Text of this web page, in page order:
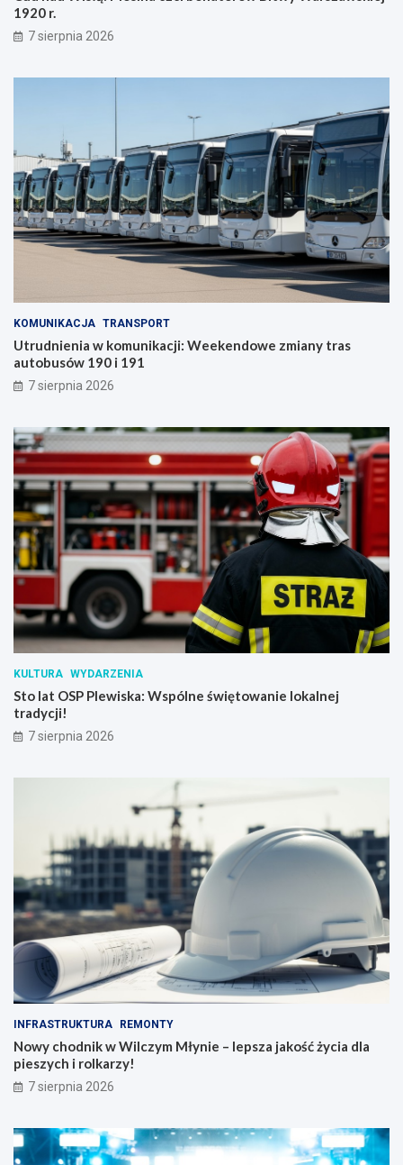
1920 r.
7 sierpnia 2026
KOMUNIKACJA TRANSPORT
Utrudnienia w komunikacji: Weekendowe zmiany tras
autobusów 190 i 191
7 sierpnia 2026
KULTURA WYDARZENIA
Sto lat OSP Plewiska: Wspólne świętowanie lokalnej
tradycji!
7 sierpnia 2026
INFRASTRUKTURA REMONTY
Nowy chodnik w Wilczym Młynie – lepsza jakość życia dla
pieszych i rolkarzy!
7 sierpnia 2026